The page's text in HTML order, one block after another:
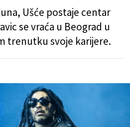
Ušće postaje centar
se vraća u Beograd u
trenutku svoje karijere.